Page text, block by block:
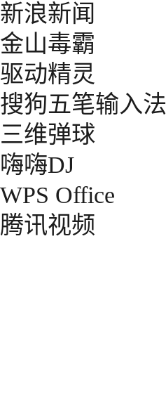
新浪新闻
金山毒霸
驱动精灵
搜狗五笔输入法
三维弹球
嗨嗨DJ
WPS Office
腾讯视频